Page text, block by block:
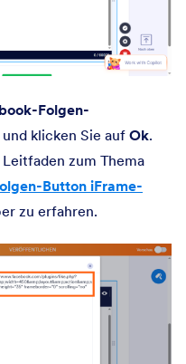
Folgen-
klicken Sie auf Ok.
zum Thema
Button iFrame-
zu erfahren.